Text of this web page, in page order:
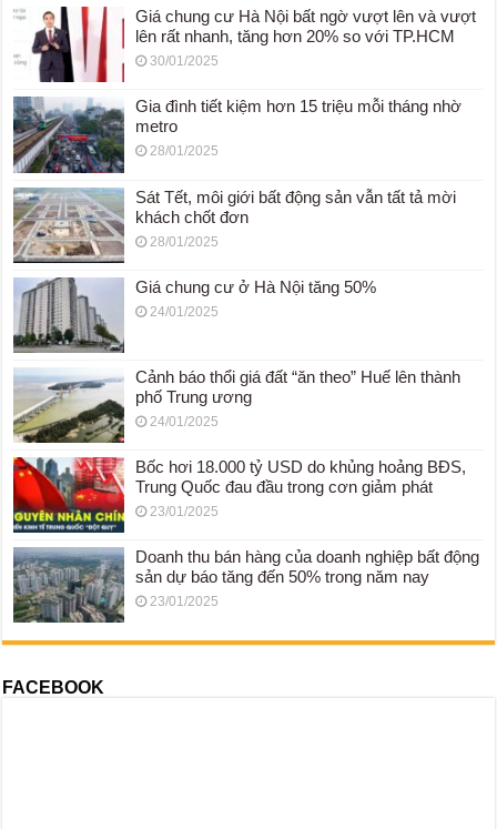
Giá chung cư Hà Nội bất ngờ vượt lên và vượt
lên rất nhanh, tăng hơn 20% so với TP.HCM
30/01/2025
Gia đình tiết kiệm hơn 15 triệu mỗi tháng nhờ
metro
28/01/2025
Sát Tết, môi giới bất động sản vẫn tất tả mời
khách chốt đơn
28/01/2025
Giá chung cư ở Hà Nội tăng 50%
24/01/2025
Cảnh báo thổi giá đất “ăn theo” Huế lên thành
phố Trung ương
24/01/2025
Bốc hơi 18.000 tỷ USD do khủng hoảng BĐS,
Trung Quốc đau đầu trong cơn giảm phát
23/01/2025
Doanh thu bán hàng của doanh nghiệp bất động
sản dự báo tăng đến 50% trong năm nay
23/01/2025
FACEBOOK